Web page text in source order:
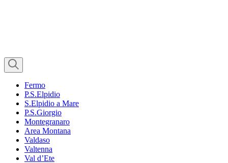
Fermo
P.S.Elpidio
S.Elpidio a Mare
P.S.Giorgio
Montegranaro
Area Montana
Valdaso
Valtenna
Val d’Ete